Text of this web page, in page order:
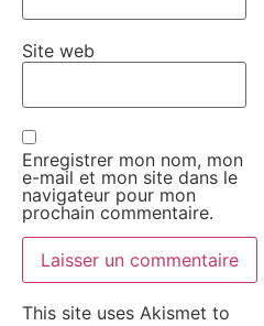
Site web
Enregistrer mon nom, mon
e-mail et mon site dans le
navigateur pour mon
prochain commentaire.
This site uses Akismet to